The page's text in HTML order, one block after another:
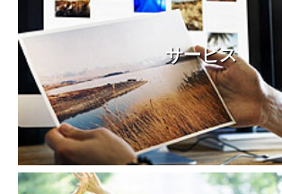
サービス